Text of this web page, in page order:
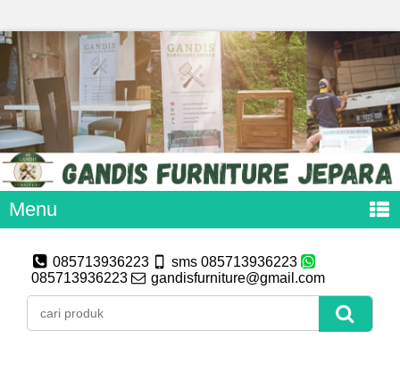
Menu
085713936223
sms 085713936223
085713936223
gandisfurniture@gmail.com